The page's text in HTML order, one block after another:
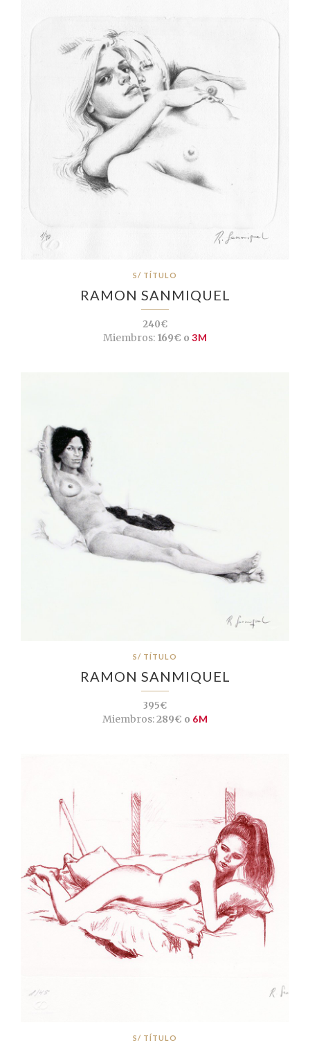
S/ TÍTULO
RAMON SANMIQUEL
240€
Miembros:169€ o 3M
S/ TÍTULO
RAMON SANMIQUEL
395€
Miembros:289€ o 6M
S/ TÍTULO